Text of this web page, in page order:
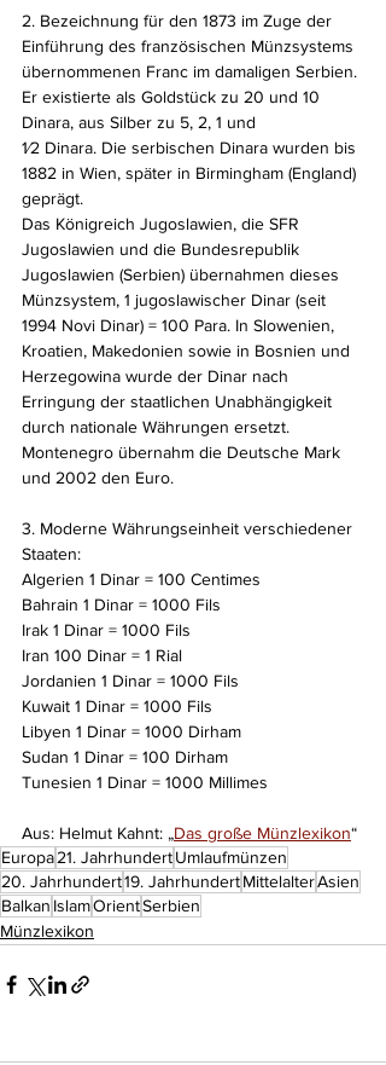
2. Bezeichnung für den 1873 im Zuge der
Einführung des französischen Münzsystems
übernommenen Franc im damaligen Serbien.
Er existierte als Goldstück zu 20 und 10
Dinara, aus Silber zu 5, 2, 1 und
1⁄2 Dinara. Die serbischen Dinara wurden bis
1882 in Wien, später in Birmingham (England)
geprägt.
Das Königreich Jugoslawien, die SFR
Jugoslawien und die Bundesrepublik
Jugoslawien (Serbien) übernahmen dieses
Münzsystem, 1 jugoslawischer Dinar (seit
1994 Novi Dinar) = 100 Para. In Slowenien,
Kroatien, Makedonien sowie in Bosnien und
Herzegowina wurde der Dinar nach
Erringung der staatlichen Unabhängigkeit
durch nationale Währungen ersetzt.
Montenegro übernahm die Deutsche Mark
und 2002 den Euro.
3. Moderne Währungseinheit verschiedener
Staaten:
Algerien 1 Dinar = 100 Centimes
Bahrain 1 Dinar = 1000 Fils
Irak 1 Dinar = 1000 Fils
Iran 100 Dinar = 1 Rial
Jordanien 1 Dinar = 1000 Fils
Kuwait 1 Dinar = 1000 Fils
Libyen 1 Dinar = 1000 Dirham
Sudan 1 Dinar = 100 Dirham
Tunesien 1 Dinar = 1000 Millimes
Aus: Helmut Kahnt: „Das große Münzlexikon“
Europa21. JahrhundertUmlaufmünzen
20. Jahrhundert19. JahrhundertMittelalterAsien
Balkan IslamOrientSerbien
Münzlexikon